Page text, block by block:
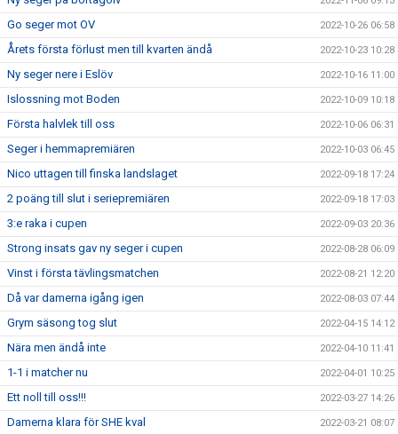
Go seger mot OV 2022-10-26 06:58
Årets första förlust men till kvarten ändå 2022-10-23 10:28
Ny seger nere i Eslöv 2022-10-16 11:00
Islossning mot Boden 2022-10-09 10:18
Första halvlek till oss 2022-10-06 06:31
Seger i hemmapremiären 2022-10-03 06:45
Nico uttagen till finska landslaget 2022-09-18 17:24
2 poäng till slut i seriepremiären 2022-09-18 17:03
3:e raka i cupen 2022-09-03 20:36
Strong insats gav ny seger i cupen 2022-08-28 06:09
Vinst i första tävlingsmatchen 2022-08-21 12:20
Då var damerna igång igen 2022-08-03 07:44
Grym säsong tog slut 2022-04-15 14:12
Nära men ändå inte 2022-04-10 11:41
1-1 i matcher nu 2022-04-01 10:25
Ett noll till oss!!! 2022-03-27 14:26
Damerna klara för SHE kval 2022-03-21 08:07